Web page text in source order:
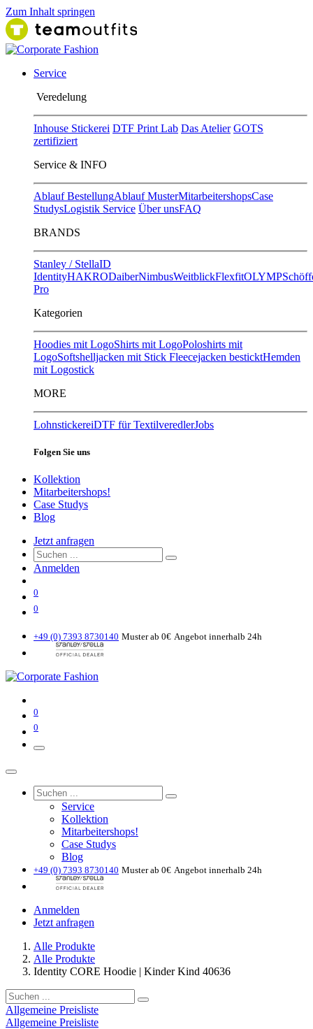
Zum Inhalt springen
Service
Ver​edelung
Inhouse Stickerei DTF Print Lab Das Atelier GOTS
zertifiziert
Service & INFO
Ablauf BestellungAblauf MusterMitarbeitershopsCase
StudysLogistik Service Über unsFAQ
BRANDS
Stanley / StellaID
IdentityHAKRODaiberNimbusWeitblickFlexfitOLYMP
Pro
Kategorien
Hoodies mit LogoShirts mit LogoPoloshirts mit
LogoSoftshelljacken mit Stick Fleecejacken besticktHemden
mit Logostick
MORE
LohnstickereiDTF für TextilveredlerJobs
Folgen Sie uns
Kollektion
Mitarbeitershops!
Case Studys
Blog
Jetzt anfragen
Anmelden
0
0
+49 (0) 7393 8730140 Muster ab 0€ Angebot innerhalb 24h
0
0
Service
Kollektion
Mitarbeitershops!
Case Studys
Blog
+49 (0) 7393 8730140 Muster ab 0€ Angebot innerhalb 24h
Anmelden
Jetzt anfragen
Alle Produkte
Alle Produkte
Identity CORE Hoodie | Kinder Kind 40636
Allgemeine Preisliste
Allgemeine Preisliste